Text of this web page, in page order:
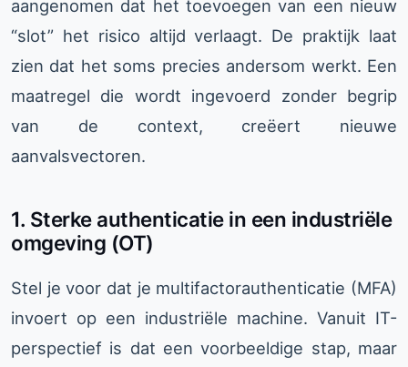
aangenomen dat het toevoegen van een nieuw
“slot” het risico altijd verlaagt. De praktijk laat
zien dat het soms precies andersom werkt. Een
maatregel die wordt ingevoerd zonder begrip
van de context, creëert nieuwe
aanvalsvectoren.
1. Sterke authenticatie in een industriële
omgeving (OT)
Stel je voor dat je multifactorauthenticatie (MFA)
invoert op een industriële machine. Vanuit IT-
perspectief is dat een voorbeeldige stap, maar